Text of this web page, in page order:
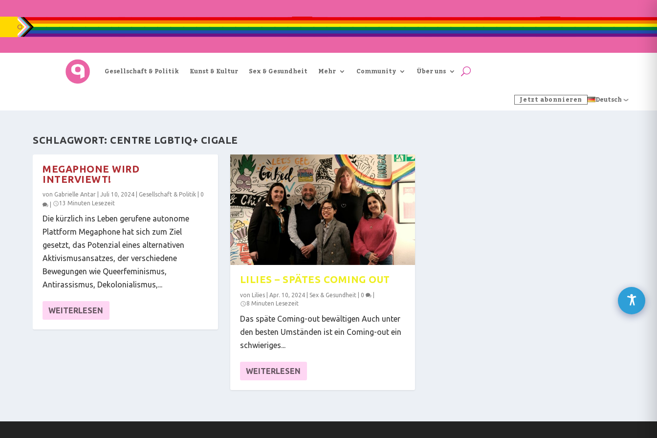
Gesellschaft & Politik Kunst & Kultur Sex & Gesundheit Mehr Community Über uns
Jetzt abonnieren Deutsch
SCHLAGWORT: CENTRE LGBTIQ+ CIGALE
MEGAPHONE WIRD
INTERVIEWT!
von Gabrielle Antar Juli 10, 2024 Gesellschaft & Politik
0
13 Minuten Lesezeit
Die kürzlich ins Leben gerufene autonome
Plattform Megaphone hat sich zum Ziel
gesetzt, das Potenzial eines alternativen
Aktivismusansatzes, der verschiedene
Bewegungen wie Queerfeminismus,
Antirassismus, Dekolonialismus,...
WEITERLESEN
LILIES – SPÄTES COMING OUT
von Lilies| Apr. 10, 2024| Sex & Gesundheit| 0
|
8 Minuten Lesezeit
Das späte Coming-out bewältigen Auch unter
den besten Umständen ist ein Coming-out ein
schwieriges...
WEITERLESEN